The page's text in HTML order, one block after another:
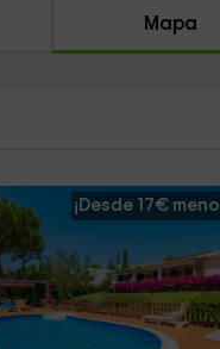
Mapa
¡Desde 17€